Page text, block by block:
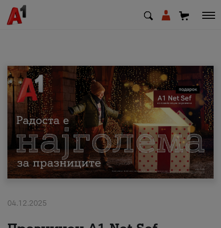
МК EN SQ
Приватни Деловни
Поддршка
Надополни кредит
04.12.2025